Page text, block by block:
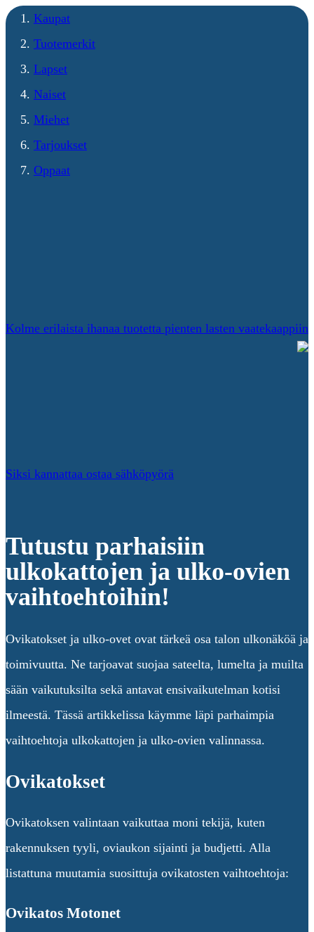
Kaupat
Tuotemerkit
Lapset
Naiset
Miehet
Tarjoukset
Oppaat
Kolme erilaista ihanaa tuotetta pienten lasten vaatekaappiin
Siksi kannattaa ostaa sähköpyörä
Tutustu parhaisiin
ulkokattojen ja ulko-ovien
vaihtoehtoihin!
Ovikatokset ja ulko-ovet ovat tärkeä osa talon ulkonäköä ja
toimivuutta. Ne tarjoavat suojaa sateelta, lumelta ja muilta
sään vaikutuksilta sekä antavat ensivaikutelman kotisi
ilmeestä. Tässä artikkelissa käymme läpi parhaimpia
vaihtoehtoja ulkokattojen ja ulko-ovien valinnassa.
Ovikatokset
Ovikatoksen valintaan vaikuttaa moni tekijä, kuten
rakennuksen tyyli, oviaukon sijainti ja budjetti. Alla
listattuna muutamia suosittuja ovikatosten vaihtoehtoja:
Ovikatos Motonet